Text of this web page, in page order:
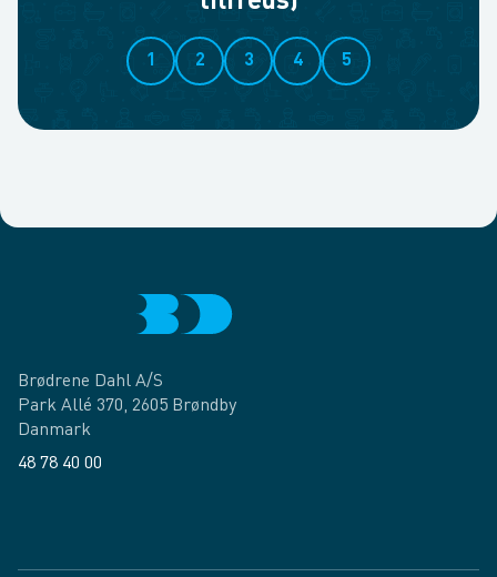
1 2 3 4 5
Brødrene Dahl A/S
Park Allé 370, 2605 Brøndby
Danmark
48 78 40 00